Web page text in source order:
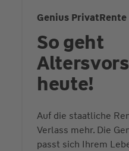
Genius PrivatRente
So geht
heute!
Auf die staatliche
Verlass mehr. Die
passt sich Ihrem